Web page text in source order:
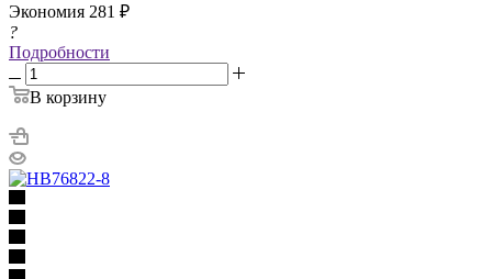
Экономия 281 ₽
?
Подробности
В корзину